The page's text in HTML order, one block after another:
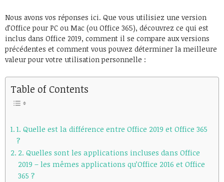
Nous avons vos réponses ici. Que vous utilisiez une version
d’Office pour PC ou Mac (ou Office 365), découvrez ce qui est
inclus dans Office 2019, comment il se compare aux versions
précédentes et comment vous pouvez déterminer la meilleure
valeur pour votre utilisation personnelle :
Table of Contents
1. Quelle est la différence entre Office 2019 et Office 365
?
2. Quelles sont les applications incluses dans Office
2019 – les mêmes applications qu’Office 2016 et Office
365 ?